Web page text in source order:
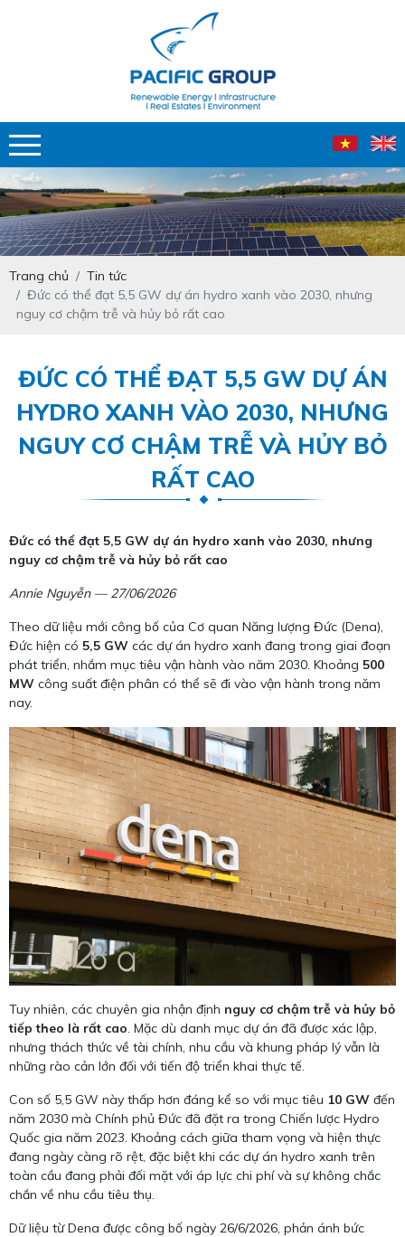
Trang chủ
Tin tức
Đức có thể đạt 5,5 GW dự án hydro xanh vào 2030, nhưng
nguy cơ chậm trễ và hủy bỏ rất cao
ĐỨC CÓ THỂ ĐẠT 5,5 GW DỰ ÁN
HYDRO XANH VÀO 2030, NHƯNG
NGUY CƠ CHẬM TRỄ VÀ HỦY BỎ
RẤT CAO
Đức có thể đạt 5,5 GW dự án hydro xanh vào 2030, nhưng
nguy cơ chậm trễ và hủy bỏ rất cao
Annie Nguyễn — 27/06/2026
Theo dữ liệu mới công bố của Cơ quan Năng lượng Đức (Dena),
Đức hiện có 5,5 GW các dự án hydro xanh đang trong giai đoạn
phát triển, nhắm mục tiêu vận hành vào năm 2030. Khoảng 500
MW công suất điện phân có thể sẽ đi vào vận hành trong năm
nay.
Tuy nhiên, các chuyên gia nhận định nguy cơ chậm trễ và hủy bỏ
tiếp theo là rất cao. Mặc dù danh mục dự án đã được xác lập,
nhưng thách thức về tài chính, nhu cầu và khung pháp lý vẫn là
những rào cản lớn đối với tiến độ triển khai thực tế.
Con số 5,5 GW này thấp hơn đáng kể so với mục tiêu 10 GW đến
năm 2030 mà Chính phủ Đức đã đặt ra trong Chiến lược Hydro
Quốc gia năm 2023. Khoảng cách giữa tham vọng và hiện thực
đang ngày càng rõ rệt, đặc biệt khi các dự án hydro xanh trên
toàn cầu đang phải đối mặt với áp lực chi phí và sự không chắc
chắn về nhu cầu tiêu thụ.
Dữ liệu từ Dena được công bố ngày 26/6/2026, phản ánh bức